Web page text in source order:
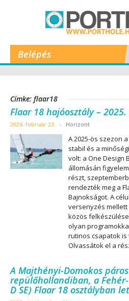
Belépés
Címke: flaar18
Flaar 18 hajóosztály –
2026. február 23. - Horizont
A 2025-ös szezon
stabil és a
volt: a One Design
állomásán
részt,
rendezték meg a
Bajnokságot. A
versenyzés
közös
olyan
rutinos csapatok
Olvassátok el a
A Majthényi-Domokos páros
repülőhollandiban, a
D SE) Flaar 18 osztályban